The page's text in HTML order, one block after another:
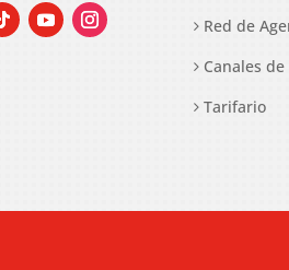
Red de
Canales de
Tarifario